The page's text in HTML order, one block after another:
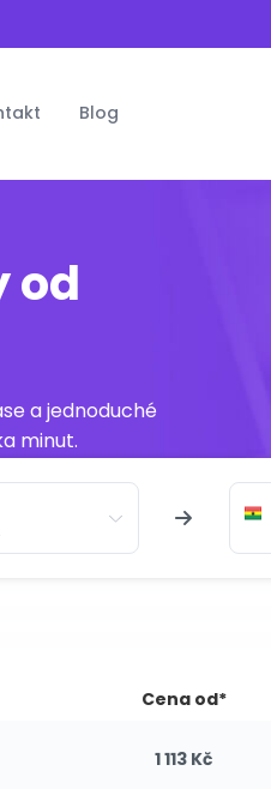
Blog
od
a jednoduché
minut.
Cena od*
1 113 Kč